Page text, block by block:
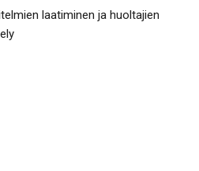
laatiminen ja huoltajien